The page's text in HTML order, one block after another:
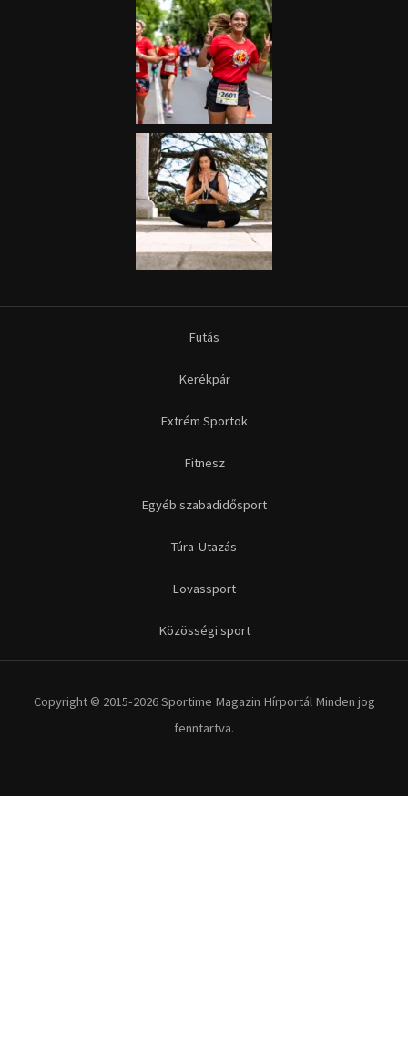
Futás
Kerékpár
Extrém Sportok
Fitnesz
Egyéb szabadidősport
Túra-Utazás
Lovassport
Közösségi sport
Copyright © 2015-2026 Sportime Magazin Hírportál Minden jog
fenntartva.